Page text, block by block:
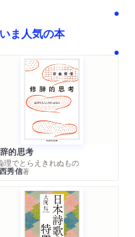
ま人気の本
的思考
理でとらえきれぬもの
秀信著